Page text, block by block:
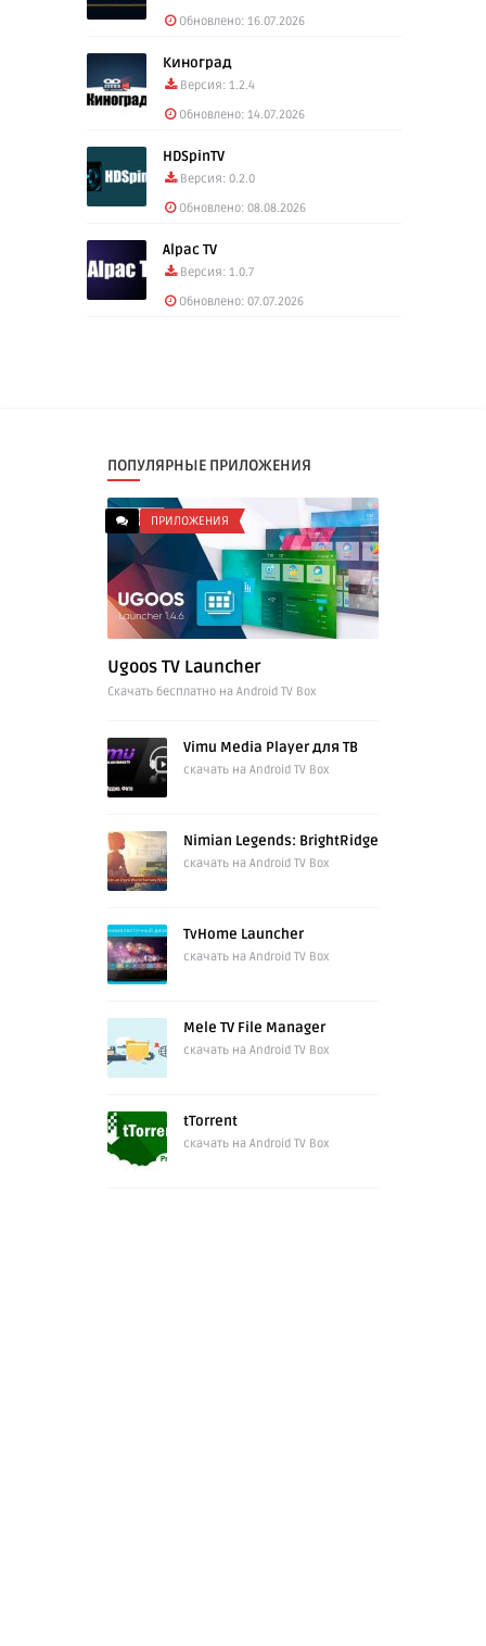
Обновлено: 16.07.2026
Киноград
Версия: 1.2.4
Обновлено: 14.07.2026
HDSpinTV
Версия: 0.2.0
Обновлено: 08.08.2026
Alpac TV
Версия: 1.0.7
Обновлено: 07.07.2026
ПОПУЛЯРНЫЕ ПРИЛОЖЕНИЯ
ПРИЛОЖЕНИЯ
Ugoos TV Launcher
Cкачать бесплатно на Android TV Box
Vimu Media Player для ТВ
скачать на Android TV Box
Nimian Legends: BrightRidge
скачать на Android TV Box
TvHome Launcher
скачать на Android TV Box
Mele TV File Manager
скачать на Android TV Box
tTorrent
скачать на Android TV Box